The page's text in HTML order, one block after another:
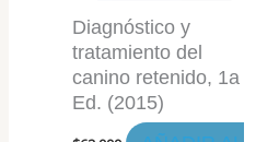
Diagnóstico y
tratamiento del
canino retenido, 1a
Ed. (2015)